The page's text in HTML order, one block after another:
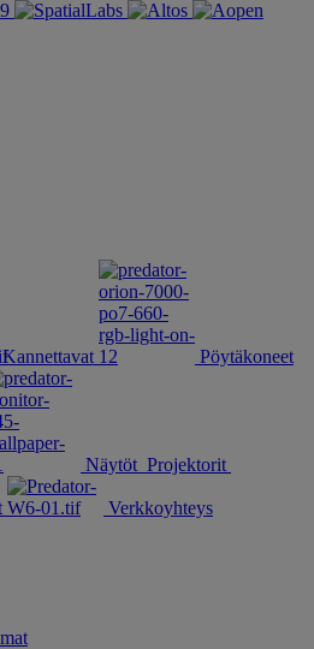
Kannettavat Pöytäkoneet
Näytöt Projektorit
Verkkoyhteys